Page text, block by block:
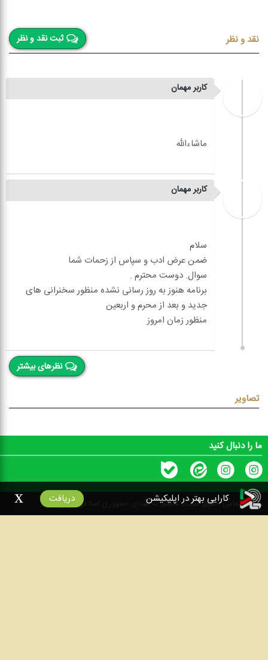
ثبت نقد و نظر نقد و نظر
کاربر مهمان
کاربر مهمان
برنامه هنوز به روز رسانی نشده منظور سخنرانی های
نظرهای بیشتر
تصاویر
ما را دنبال کنید
۱۴۰۰ تمامی حقوق سایت متعلق به صدای جمهوری اسلامی ایران است
کارایی بهتر در اپلیکیشن دریافت x